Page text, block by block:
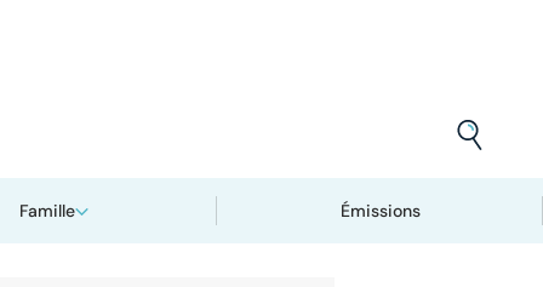
Famille Émissions